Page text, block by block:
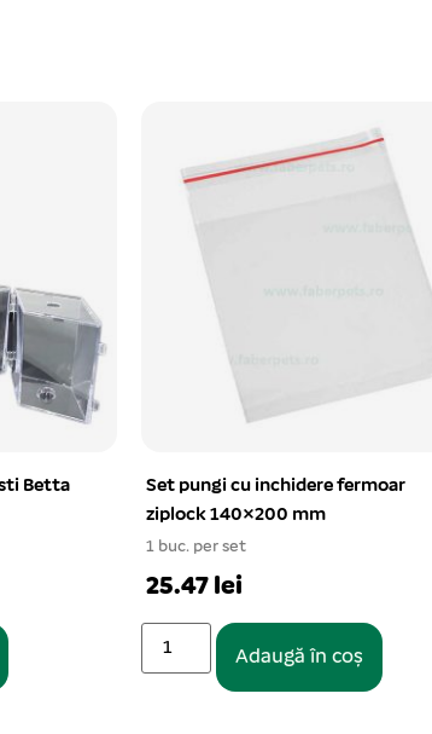
BIO Start, 800L apa 5/set
1 buc. per set
11.28 lei
Adaugă în coș